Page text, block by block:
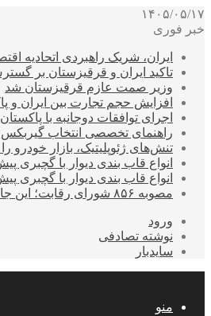
۱۴۰۵/۰۵/۱۷
خبر فوری
ایران، شریک راهبردی اتحادیه
تاکید ایران و قرقیزستان بر
وزیر صمت عازم قرقیزستان شد
افزایش حجم تجارت بین ایران و پاکستان به
اجرای توافقات دوجانبه با
راهنمای تخصصی انتخاب
تنش‌های ژئوپلیتیک، بازار خودرو
انواع قاب بندی دیوار با
انواع قاب بندی دیوار با
مصوبه ۸۵۶ شورای رقابت؛ این جاده یک‌طرفه است
ورود
نوشته تصادفی
سایدبار
منو